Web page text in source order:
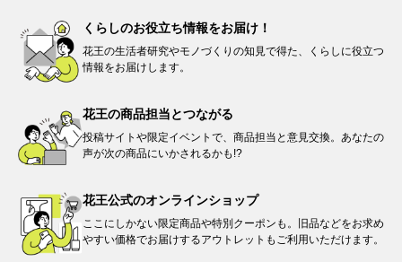
くらしのお役立ち情報をお届け！
花王の生活者研究やモノづくりの知見で得た、くらしに役立つ
情報をお届けします。​
花王の商品担当とつながる​
投稿サイトや限定イベントで、商品担当と意見交換。あなたの
声が次の商品にいかされるかも!?
花王公式のオンラインショップ
ここにしかない限定商品や特別クーポンも。旧品などをお求め
やすい価格でお届けするアウトレットもご利用いただけます。